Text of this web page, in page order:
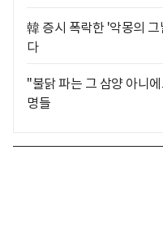
韓 증시 폭락한 '악몽의
다
"불닭 파는 그 삼양 아니
명들